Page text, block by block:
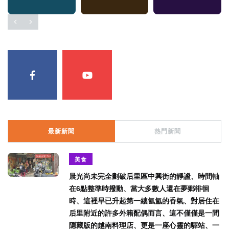
最新新聞 熱門新聞
美食
晨光尚未完全劃破后里區中興街的靜謐、時間軸
在6點整準時撥動、當大多數人還在夢鄉徘徊
時、這裡早已升起第一縷氤氳的香氣、對居住在
后里附近的許多外籍配偶而言、這不僅僅是一間
隱藏版的越南料理店、更是一座心靈的驛站、一